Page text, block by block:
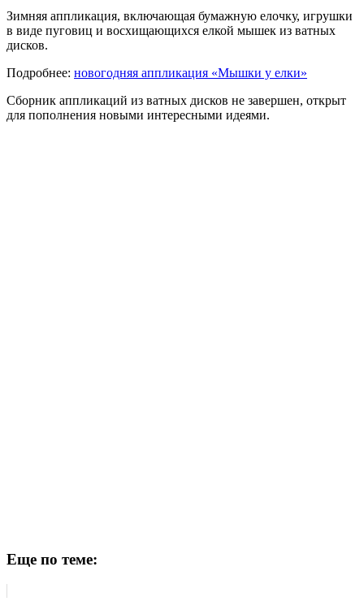
Зимняя аппликация, включающая бумажную елочку, игрушки
в виде пуговиц и восхищающихся елкой мышек из ватных
дисков.
Подробнее: новогодняя аппликация «Мышки у елки»
Сборник аппликаций из ватных дисков не завершен, открыт
для пополнения новыми интересными идеями.
Еще по теме: